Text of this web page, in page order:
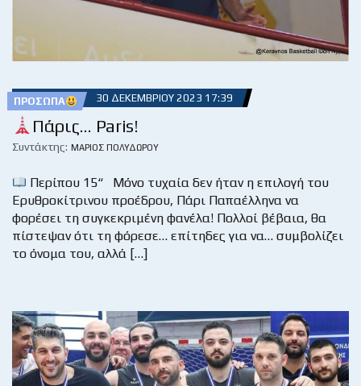
ΠΡΌΣΩΠΑ 30 ΔΕΚΕΜΒΡΊΟΥ 2023 17:39
Πάρις… Paris!
Συντάκτης: ΜΆΡΙΟΣ ΠΟΛΥΔΏΡΟΥ
Περίπου 15“ Μόνο τυχαία δεν ήταν η επιλογή του
Ερυθροκίτρινου προέδρου, Πάρι Παπαέλληνα να
φορέσει τη συγκεκριμένη φανέλα! Πολλοί βέβαια, θα
πίστεψαν ότι τη φόρεσε… επίτηδες για να… συμβολίζει
το όνομα του, αλλά […]